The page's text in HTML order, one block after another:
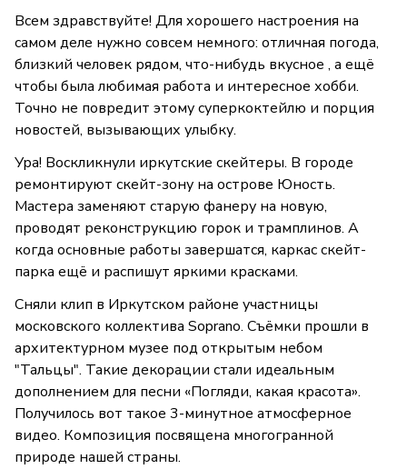
Всем здравствуйте! Для хорошего настроения на
самом деле нужно совсем немного: отличная погода,
близкий человек рядом, что-нибудь вкусное , а ещё
чтобы была любимая работа и интересное хобби.
Точно не повредит этому суперкоктейлю и порция
новостей, вызывающих улыбку.
Ура! Воскликнули иркутские скейтеры. В городе
ремонтируют скейт-зону на острове Юность.
Мастера заменяют старую фанеру на новую,
проводят реконструкцию горок и трамплинов. А
когда основные работы завершатся, каркас скейт-
парка ещё и распишут яркими красками.
Сняли клип в Иркутском районе участницы
московского коллектива Soprano. Съёмки прошли в
архитектурном музее под открытым небом
"Тальцы". Такие декорации стали идеальным
дополнением для песни «Погляди, какая красота».
Получилось вот такое 3-минутное атмосферное
видео. Композиция посвящена многогранной
природе нашей страны.